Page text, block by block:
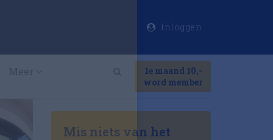
Inloggen
Meer
1e maand 10,-
word member
Mis niets van het